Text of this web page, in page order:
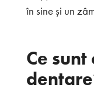
în sine și un
Ce